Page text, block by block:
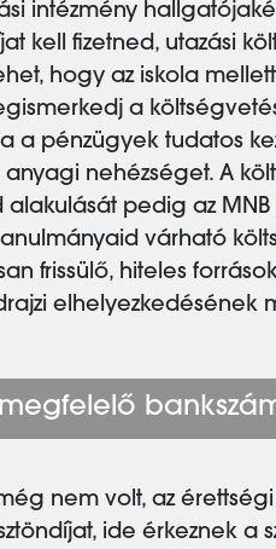
intézmény
kell fizetned, utazási
hogy az iskola
a
a pénzügyek tudatos
anyagi nehézséget. A
pedig az MNB
várható
frissülő, hiteles
elhelyezkedésének
nem volt, az
ide érkeznek